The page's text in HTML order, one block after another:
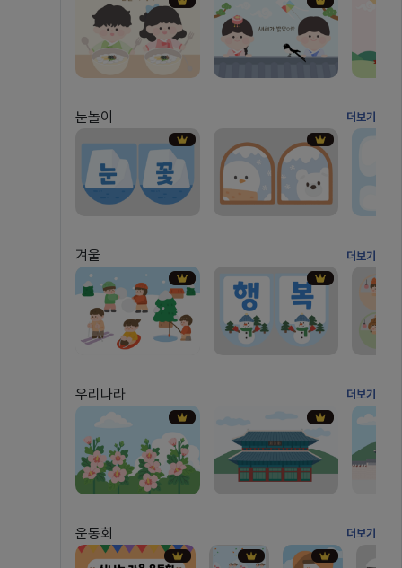
눈놀이 더보기
겨울 더보기
우리나라 더보기
운동회 더보기